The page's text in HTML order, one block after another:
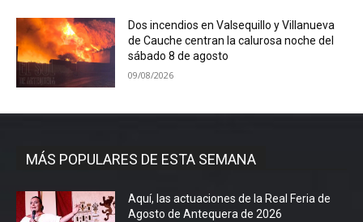
Dos incendios en Valsequillo y Villanueva
de Cauche centran la calurosa noche del
sábado 8 de agosto
09/08/2026
MÁS POPULARES DE ESTA SEMANA
Aquí, las actuaciones de la Real Feria de
Agosto de Antequera de 2026